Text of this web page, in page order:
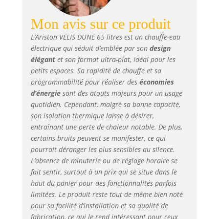
Confort et rapidité
: chauffe deux fois
plus rapide qu'un
chauffe-eau
traditionnel,
capacité de 65L
offrant jusqu'à 159
litres d'eau chaude
à 40°C, temps de
chauffe de 45
minutes pour la
première douche
Durabilité et
protection : équipé
d'anodes
magnésium pour
protéger la cuve,
résistances
blindées émaillées
adaptées aux eaux
Mon avis sur ce produit
L’Ariston VELIS DUNE 65 litres est un chauffe-eau
électrique qui séduit d’emblée par son design
élégantet son format ultra-plat, idéal pour les
petits espaces. Sa rapidité de chauffe et sa
programmabilité pour réaliser des économies
d’énergiesont des atouts majeurs pour un usage
quotidien. Cependant, malgré sa bonne capacité,
son isolation thermique laisse à désirer,
entraînant une perte de chaleur notable. De plus,
certains bruits peuvent se manifester, ce qui
pourrait déranger les plus sensibles au silence.
L’absence de minuterie ou de réglage horaire se
fait sentir, surtout à un prix qui se situe dans le
haut du panier pour des fonctionnalités parfois
limitées. Le produit reste tout de même bien noté
pour sa facilité d’installation et sa qualité de
fabrication, ce qui le rend intéressant pour ceux